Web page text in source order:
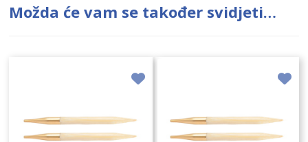
Možda će vam se također svidjeti…